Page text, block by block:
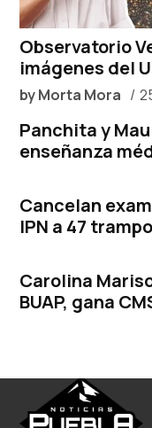
Observatorio
imágenes del
byMorta Mora
Panchita y
enseñanza
Cancelan
IPN a 47
Carolina
BUAP, gana